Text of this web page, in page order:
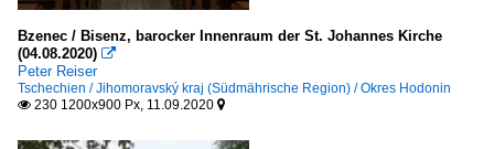
Bzenec / Bisenz, barocker Innenraum der St. Johannes Kirche
(04.08.2020) 
Peter Reiser
Tschechien / Jihomoravský kraj (Südmährische Region) / Okres Hodonin
 230 1200x900 Px, 11.09.2020 